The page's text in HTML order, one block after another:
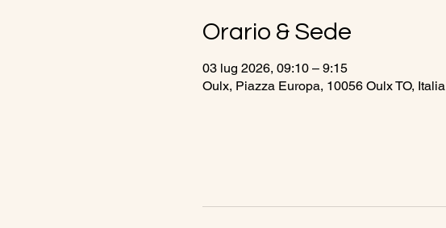
Orario & Sede
03 lug 2026, 09:10 – 9:15
Oulx, Piazza Europa, 10056 Oulx TO, Italia